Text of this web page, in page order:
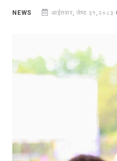
NEWS आईतवार, जेष्ठ ३१,२०८३